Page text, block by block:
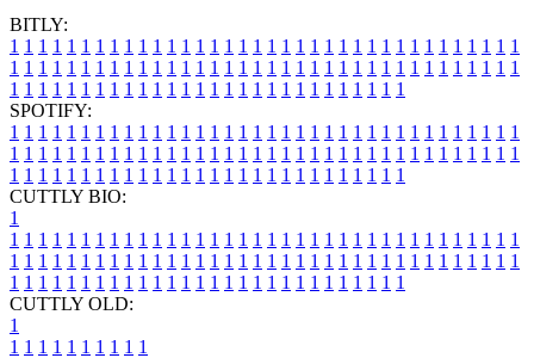
BITLY:
1 1 1 1 1 1 1 1 1 1 1 1 1 1 1 1 1 1 1 1 1 1 1 1 1 1 1 1 1 1 1 1 1 1 1 1
1 1 1 1 1 1 1 1 1 1 1 1 1 1 1 1 1 1 1 1 1 1 1 1 1 1 1 1 1 1 1 1 1 1 1 1
1 1 1 1 1 1 1 1 1 1 1 1 1 1 1 1 1 1 1 1 1 1 1 1 1 1 1 1
SPOTIFY:
1 1 1 1 1 1 1 1 1 1 1 1 1 1 1 1 1 1 1 1 1 1 1 1 1 1 1 1 1 1 1 1 1 1 1 1
1 1 1 1 1 1 1 1 1 1 1 1 1 1 1 1 1 1 1 1 1 1 1 1 1 1 1 1 1 1 1 1 1 1 1 1
1 1 1 1 1 1 1 1 1 1 1 1 1 1 1 1 1 1 1 1 1 1 1 1 1 1 1 1
CUTTLY BIO:
1
1 1 1 1 1 1 1 1 1 1 1 1 1 1 1 1 1 1 1 1 1 1 1 1 1 1 1 1 1 1 1 1 1 1 1 1
1 1 1 1 1 1 1 1 1 1 1 1 1 1 1 1 1 1 1 1 1 1 1 1 1 1 1 1 1 1 1 1 1 1 1 1
1 1 1 1 1 1 1 1 1 1 1 1 1 1 1 1 1 1 1 1 1 1 1 1 1 1 1 1
CUTTLY OLD:
1
1 1 1 1 1 1 1 1 1 1